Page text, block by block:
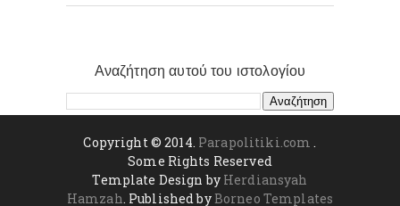
Αναζήτηση αυτού του ιστολογίου
Copyright © 2014. Parapolitiki.com .
Some Rights Reserved
Template Design by Herdiansyah
Hamzah. Published byBorneo Templates